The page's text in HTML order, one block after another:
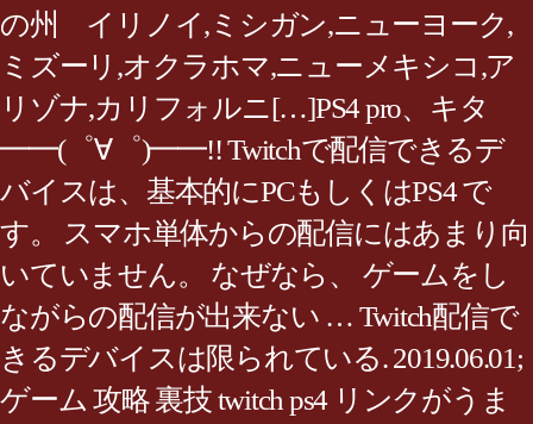
の州 イリノイ,ミシガン,ニューヨーク,
ミズーリ,オクラホマ,ニューメキシコ,ア
リゾナ,カリフォルニ[…]PS4 pro、キタ
━━(゜∀゜)━━!! Twitchで配信できるデ
バイスは、基本的にPCもしくはPS4 で
す。 スマホ単体からの配信にはあまり向
いていません。 なぜなら、 ゲームをし
ながらの配信が出来ない … Twitch配信で
きるデバイスは限られている. 2019.06.01;
ゲーム 攻略 裏技 twitch ps4 リンクがうま